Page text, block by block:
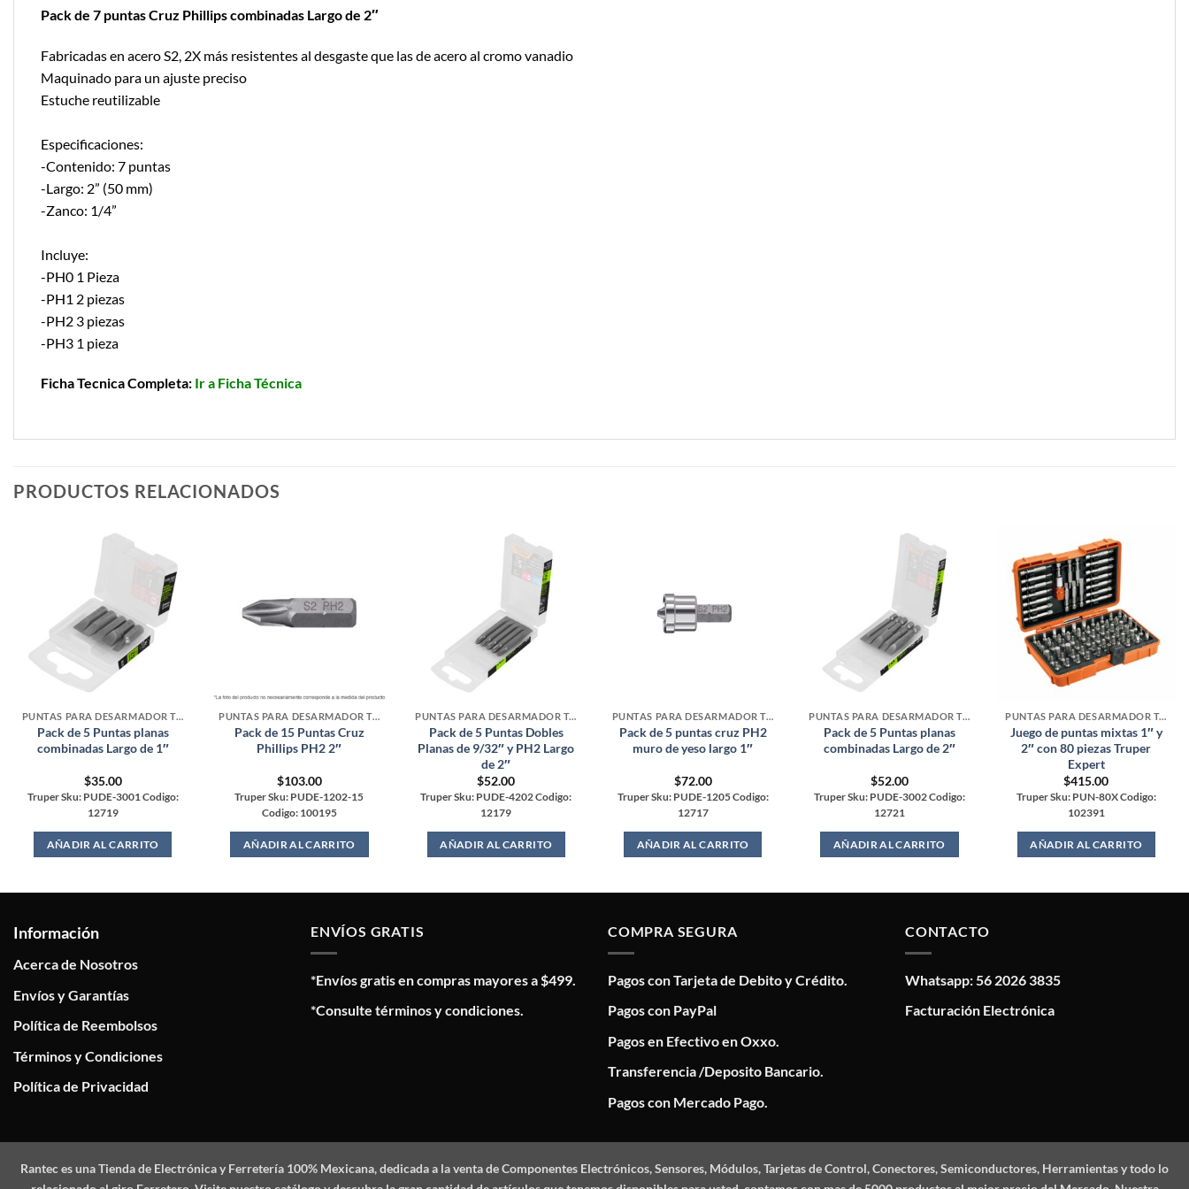
Pack de 7 puntas Cruz Phillips combinadas Largo de 2″
Fabricadas en acero S2, 2X más resistentes al desgaste que las de acero al cromo vanadio
Maquinado para un ajuste preciso
Estuche reutilizable
Especificaciones:
-Contenido: 7 puntas
-Largo: 2” (50 mm)
-Zanco: 1/4”
Incluye:
-PH0 1 Pieza
-PH1 2 piezas
-PH2 3 piezas
-PH3 1 pieza
Ficha Tecnica Completa: Ir a Ficha Técnica
PRODUCTOS RELACIONADOS
PUNTAS PARA DESARMADOR TALADRO
Pack de 5 Puntas planas
combinadas Largo de 1″
$35.00
Truper Sku: PUDE-3001 Codigo:
12719
AÑADIR AL CARRITO
PUNTAS PARA DESARMADOR TALADRO
Pack de 15 Puntas Cruz
Phillips PH2 2″
$103.00
Truper Sku: PUDE-1202-15
Codigo: 100195
AÑADIR AL CARRITO
PUNTAS PARA DESARMADOR TALADRO
Pack de 5 Puntas Dobles
Planas de 9/32″ y PH2 Largo
de 2″
$52.00
Truper Sku: PUDE-4202 Codigo:
12179
AÑADIR AL CARRITO
PUNTAS PARA DESARMADOR TALADRO
Pack de 5 puntas cruz PH2
muro de yeso largo 1″
$72.00
Truper Sku: PUDE-1205 Codigo:
12717
AÑADIR AL CARRITO
PUNTAS PARA DESARMADOR TALADRO
Pack de 5 Puntas planas
combinadas Largo de 2″
$52.00
Truper Sku: PUDE-3002 Codigo:
12721
AÑADIR AL CARRITO
PUNTAS PARA DESARMADOR TALADRO
Juego de puntas mixtas 1″ y
2″ con 80 piezas Truper
Expert
$415.00
Truper Sku: PUN-80X Codigo:
102391
AÑADIR AL CARRITO
Información
Acerca de Nosotros
Envíos y Garantías
Política de Reembolsos
Términos y Condiciones
Política de Privacidad
ENVÍOS GRATIS
*Envíos gratis en compras mayores a $499.
*Consulte términos y condiciones.
COMPRA SEGURA
Pagos con Tarjeta de Debito y Crédito.
Pagos con PayPal
Pagos en Efectivo en Oxxo.
Transferencia /Deposito Bancario.
Pagos con Mercado Pago.
CONTACTO
Whatsapp: 56 2026 3835
Facturación Electrónica
Ranteces una Tienda de Electrónica y Ferretería 100% Mexicana, dedicada a la venta de Componentes Electrónicos, Sensores, Módulos, Tarjetas de Control, Conectores, Semiconductores, Herramientas y todo lo